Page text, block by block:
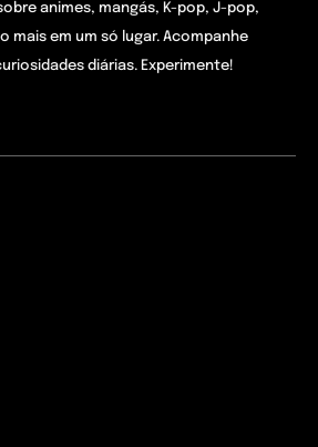
animes, mangás, K-pop, J-pop,
mais em um só lugar. Acompanhe
diárias. Experimente!